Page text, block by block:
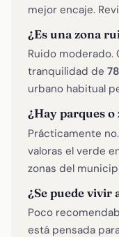
mejor encaje.
¿Es una zona
Ruido moderado.
tranquilidad de
urbano habitual
¿Hay parques o
Prácticamente
valoras el verde
zonas del
¿Se puede vivir
Poco
está pensada